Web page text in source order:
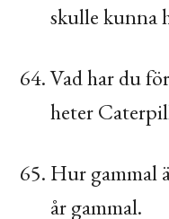
skulle kunna
Vad har du
heter
Hur gammal
år gammal.